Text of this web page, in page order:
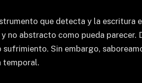
que detecta y la escritura
abstracto como pueda parecer.
Sin embargo,
temporal.